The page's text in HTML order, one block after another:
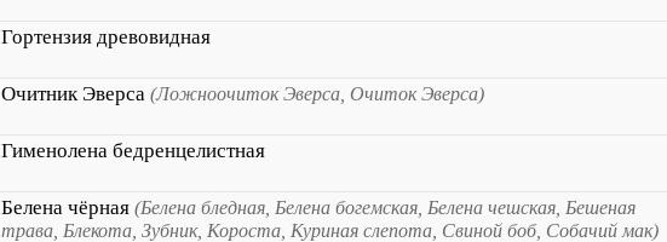
Гортензия древовидная
Очитник Эверса (Ложноочиток Эверса, Очиток Эверса)
Гименолена бедренцелистная
Белена чёрная (Белена бледная, Белена богемская, Белена чешская, Бешеная
трава, Блекота, Зубник, Короста, Куриная слепота, Свиной боб, Собачий мак)